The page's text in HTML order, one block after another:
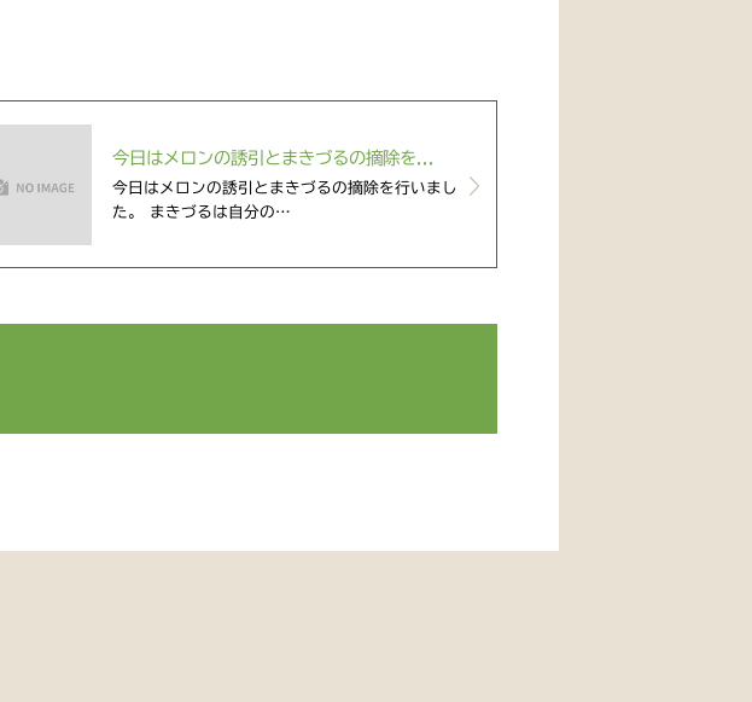
今日はメロンの誘引とまきづるの摘除を...
今日はメロンの誘引とまきづるの摘除を行いまし
た 。 まきづるは自分の…